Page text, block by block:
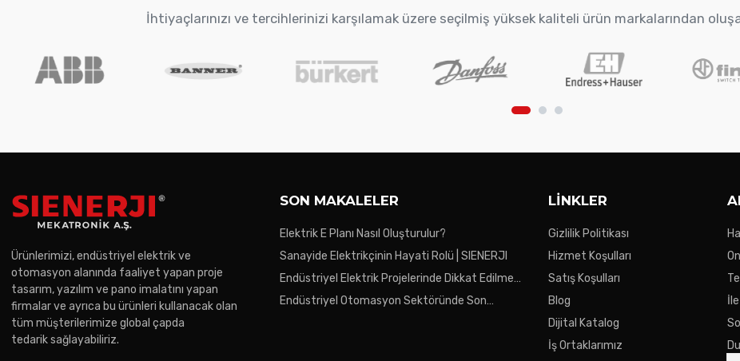
İhtiyaçlarınızı ve tercihlerinizi karşılamak üzere seçilmiş yüksek kaliteli ürün markalarından
Ürünlerimizi, endüstriyel elektrik ve
otomasyon alanında faaliyet yapan proje
tasarım, yazılım ve pano imalatını yapan
firmalar ve ayrıca bu ürünleri kullanacak olan
tüm müşterilerimize global çapda
tedarik sağlayabiliriz.
SON MAKALELER
Elektrik E Planı Nasıl Oluşturulur?
Sanayide Elektrikçinin Hayati Rolü | SIENERJI
Endüstriyel Elektrik Projelerinde Dikkat Edilmesi
Gereken Noktalar
Endüstriyel Otomasyon Sektöründe Son
LINKLER
Gizlilik Politikası
Hizmet Koşulları
Satış Koşulları
Blog
Dijital Katalog
İş Ortaklarımız